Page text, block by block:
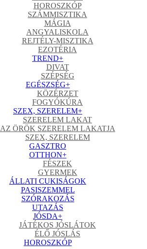
HOROSZKÓP
SZÁMMISZTIKA
MÁGIA
ANGYALISKOLA
REJTÉLY-MISZTIKA
EZOTÉRIA
TREND+
DIVAT
SZÉPSÉG
EGÉSZSÉG+
KÖZÉRZET
FOGYÓKÚRA
SZEX, SZERELEM+
SZERELEM LAKAT
AZ ÖRÖK SZERELEM LAKATJA
SZEX, SZERELEM
GASZTRO
OTTHON+
FÉSZEK
GYERMEK
ÁLLATI CUKISÁGOK
PASISZEMMEL
SZÓRAKOZÁS
UTAZÁS
JÓSDA+
JÁTÉKOS JÓSLÁTOK
ÉLŐ JÓSLÁS
HOROSZKÓP